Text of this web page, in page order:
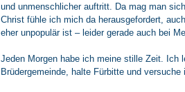
und unmenschlicher auftritt. Da mag man
Christ fühle ich mich da herausgefordert,
eher unpopulär ist – leider gerade auch bei
Jeden Morgen habe ich meine stille Zeit. Ich
Brüdergemeinde, halte Fürbitte und